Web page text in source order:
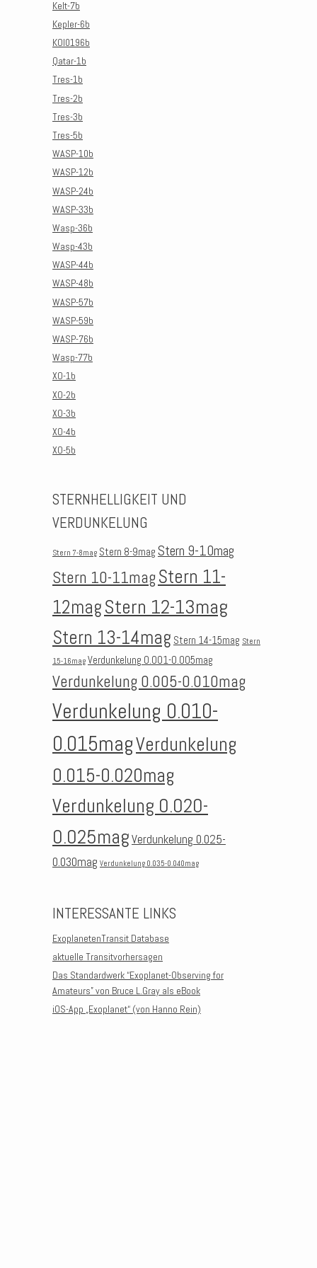
Kelt-7b
Kepler-6b
KOI0196b
Qatar-1b
Tres-1b
Tres-2b
Tres-3b
Tres-5b
WASP-10b
WASP-12b
WASP-24b
WASP-33b
Wasp-36b
Wasp-43b
WASP-44b
WASP-48b
WASP-57b
WASP-59b
WASP-76b
Wasp-77b
XO-1b
XO-2b
XO-3b
XO-4b
XO-5b
STERNHELLIGKEIT UND
VERDUNKELUNG
Stern 7-8mag Stern 8-9mag Stern 9-10mag
Stern 10-11mag Stern 11-
12magStern 12-13mag
Stern 13-14mag Stern 14-15mag Stern
15-16mag Verdunkelung 0.001-0.005mag
Verdunkelung 0.005-0.010mag
Verdunkelung 0.010-
0.015magVerdunkelung
0.015-0.020mag
Verdunkelung 0.020-
0.025magVerdunkelung 0.025-
0.030mag Verdunkelung 0.035-0.040mag
INTERESSANTE LINKS
ExoplanetenTransit Database
aktuelle Transitvorhersagen
Das Standardwerk “Exoplanet-Observing for
Amateurs” von Bruce L.Gray als eBook
iOS-App „Exoplanet“ (von Hanno Rein)